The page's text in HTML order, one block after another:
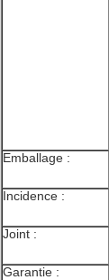
Emballage :
Incidence :
Joint :
Garantie :